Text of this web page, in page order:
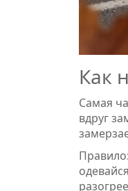
Как
Самая
вдруг